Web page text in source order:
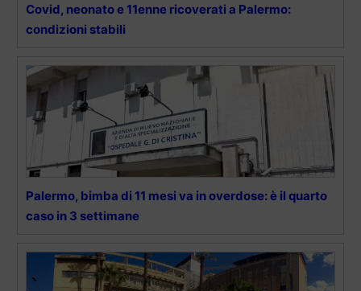
Covid, neonato e 11enne ricoverati a Palermo:
condizioni stabili
Palermo, bimba di 11 mesi va in overdose: è il quarto
caso in 3 settimane